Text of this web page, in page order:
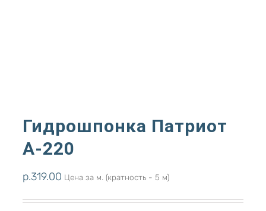
Гидрошпонка Патриот
А-220
р.319.00 Цена за м. (кратность - 5 м)